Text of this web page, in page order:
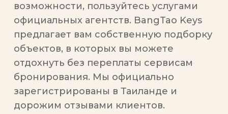
возможности, пользуйтесь услугами
официальных агентств. BangTao Keys
предлагает вам собственную подборку
объектов, в которых вы можете
отдохнуть без переплаты сервисам
бронирования. Мы официально
зарегистрированы в Таиланде и
дорожим отзывами клиентов.